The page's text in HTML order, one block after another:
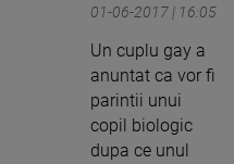
01-06-2017 | 16:05
Un cuplu gay a
anuntat ca vor fi
parintii unui
copil biologic
dupa ce unul